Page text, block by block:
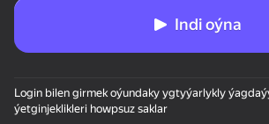
Indi oýna
Login bilen girmek oýundaky ygtyýarlykly
ýetginjeklikleri howpsuz saklar